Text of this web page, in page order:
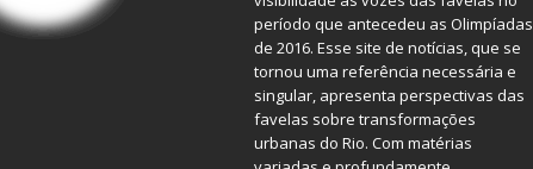
período que antecedeu as Olimpíadas
de 2016. Esse site de notícias, que se
tornou uma referência necessária e
singular, apresenta perspectivas das
favelas sobre transformações
urbanas do Rio. Com matérias